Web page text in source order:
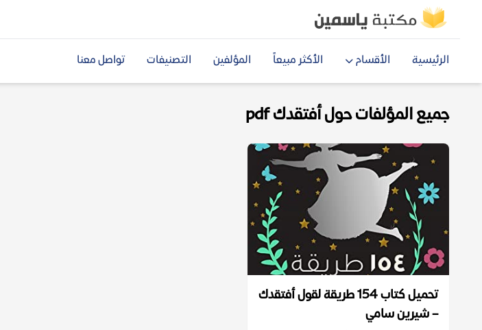
الرئيسية الأقسام الأكثر مبيعاً المؤلفين التصنيفات تواصل معنا
جميع المؤلفات حول أفتقدك pdf
تحميل كتاب 154 طريقة لقول أفتقدك
– شيرين سامي